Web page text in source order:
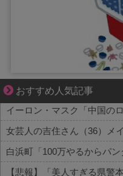
おすすめ人気記事
共感必至の“日常修羅場”短編
白浜町「100万やるからパン
【悲報】「美人すぎる県警